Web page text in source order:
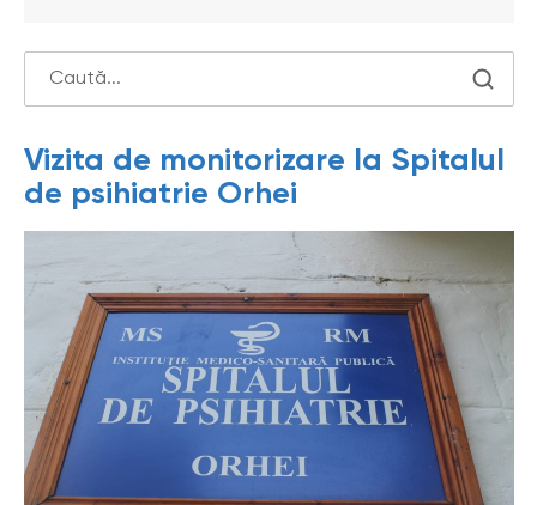
Vizita de monitorizare la Spitalul
de psihiatrie Orhei